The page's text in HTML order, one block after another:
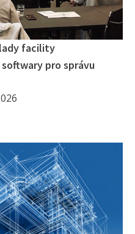
facility
pro správu